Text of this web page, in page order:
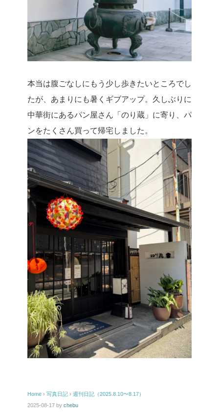
本当は腹ごなしにもう少し歩きたいところでし
たが、あまりにも暑くギブアップ。久しぶりに
中華街にあるパン屋さん「のり蔵」に寄り、パ
ンをたくさん買って帰宅しました。
Home › 写真日記 › 週刊日記（2025.8.10〜8.17）
2025-08-17 by chebu